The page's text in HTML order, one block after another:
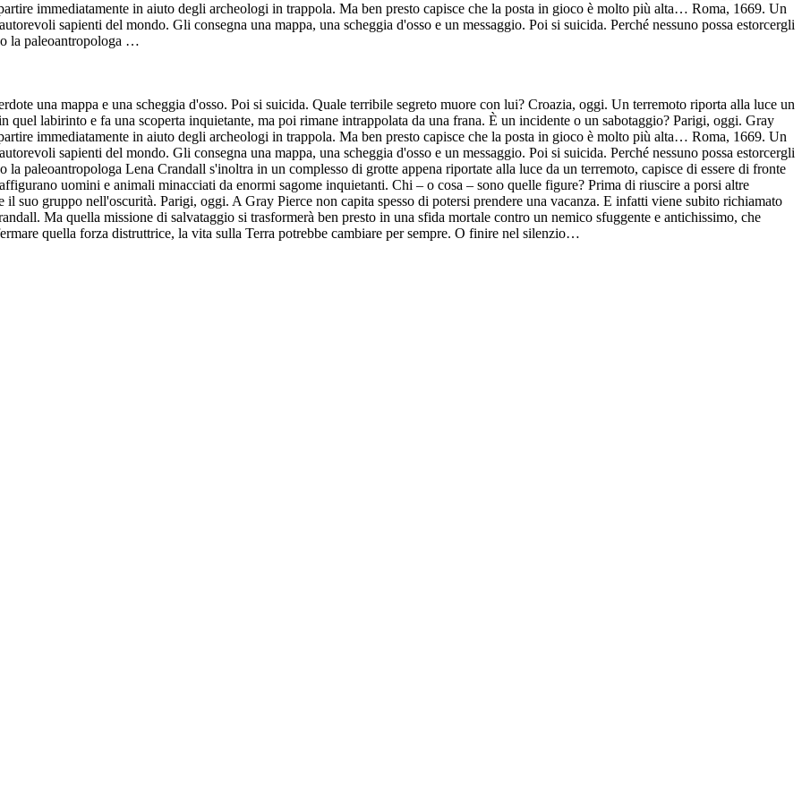
immediatamente in aiuto degli archeologi in trappola. Ma ben presto capisce che la posta in gioco è molto più alta… Roma, 1669. Un
sapienti del mondo. Gli consegna una mappa, una scheggia d'osso e un messaggio. Poi si suicida. Perché nessuno possa estorcergli
la paleoantropologa …
una mappa e una scheggia d'osso. Poi si suicida. Quale terribile segreto muore con lui? Croazia, oggi. Un terremoto riporta alla luce un
quel labirinto e fa una scoperta inquietante, ma poi rimane intrappolata da una frana. È un incidente o un sabotaggio? Parigi, oggi. Gray
immediatamente in aiuto degli archeologi in trappola. Ma ben presto capisce che la posta in gioco è molto più alta… Roma, 1669. Un
sapienti del mondo. Gli consegna una mappa, una scheggia d'osso e un messaggio. Poi si suicida. Perché nessuno possa estorcergli
paleoantropologa Lena Crandall s'inoltra in un complesso di grotte appena riportate alla luce da un terremoto, capisce di essere di fronte
uomini e animali minacciati da enormi sagome inquietanti. Chi – o cosa – sono quelle figure? Prima di riuscire a porsi altre
suo gruppo nell'oscurità. Parigi, oggi. A Gray Pierce non capita spesso di potersi prendere una vacanza. E infatti viene subito richiamato
Ma quella missione di salvataggio si trasformerà ben presto in una sfida mortale contro un nemico sfuggente e antichissimo, che
quella forza distruttrice, la vita sulla Terra potrebbe cambiare per sempre. O finire nel silenzio…